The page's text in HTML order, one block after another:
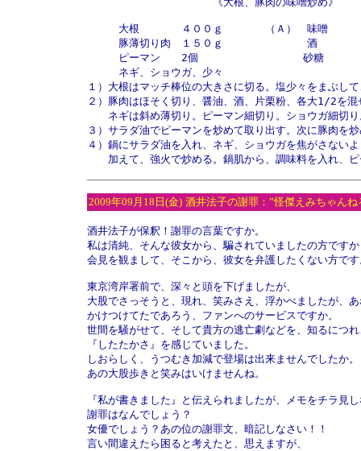
大根　　　　４００ｇ　　　　（Ａ）　味噌　　　
豚薄切り肉　１５０ｇ　　　　　　　　酒　　　　
ピーマン　　2個　　　　　　　　　　砂糖　　　
ネギ、ショウガ、少々
１）大根はマッチ棒位の大きさに切る。塩少々をまぶし
２）豚肉はほそく切り、醤油、酒、片栗粉、各大1/2を混
ネギは斜め薄切り。ピーマン細切り。ショウガ細切り
３）サラダ油でピーマンを炒めて取り出す。次に豚肉を
４）鍋にサラダ油を入れ、ネギ、ショウガを焦がさない
加えて、強火で炒める。鍋肌から、調味料を入れ、ピ
2009年09月18日(金) 酒井法子の謝罪：”怪傑えみちゃんね
酒井法子が保釈！謝罪の言葉ですか。
私は清純、そんな彼女から、騙されていましたの方です
会見を観まして、そこから、彼女を弁護したくない方です
東京湾岸署前で、深々と頭を下げましたが、
大股でさっそうと、現れ、笑みさえ、浮かべましたが、
かけつけてたであろう、ファンへのサービスですか。
世間を騒がせて、そして貴方の逃亡劇などを、知るにつ
『したたかさ』を感じていました。
しおらしく、うつむき加減で登場は出来ませんでしたか。
あの大股歩きと笑みはいけませんね。
『私が書きました』と伝えられましたが、メモをチラ見
謝罪はなんでしょう？
女優でしょう？あの位の謝罪文、暗記しなさい！！
言い間違えたら困ると考えたと、思えますが、